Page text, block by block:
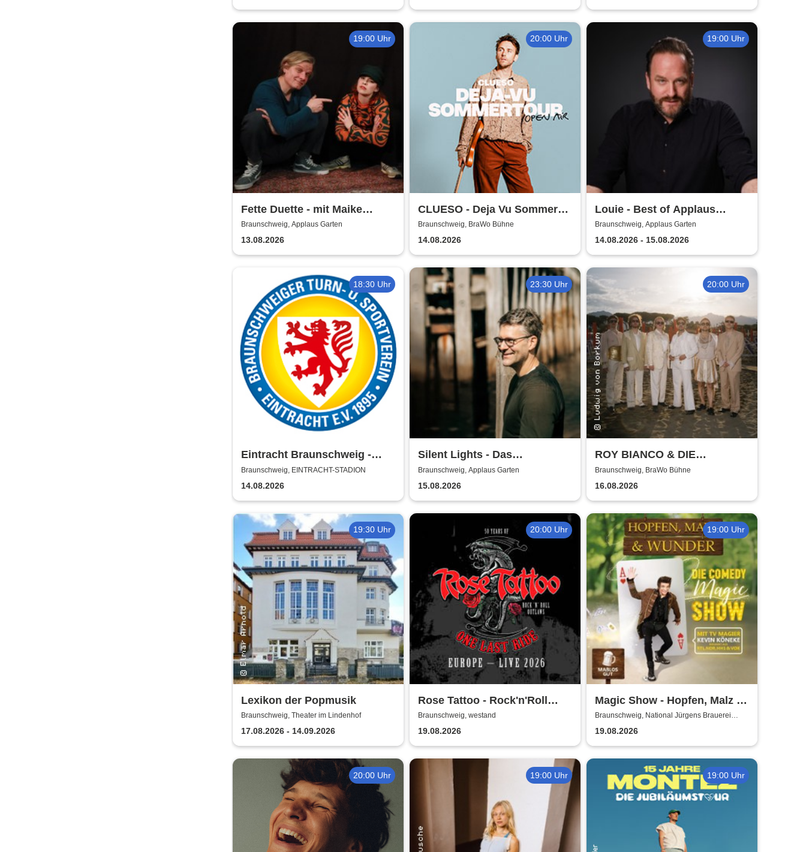
19:00 Uhr
Fette Duette - mit Maike
Jacobs & Markus Schultze
Braunschweig, Applaus Garten
13.08.2026
20:00 Uhr
CLUESO - Deja Vu Sommer
Open Air
Braunschweig, BraWo Bühne
14.08.2026
19:00 Uhr
Louie - Best of Applaus
Garten
Braunschweig, Applaus Garten
14.08.2026 - 15.08.2026
18:30 Uhr
Eintracht Braunschweig -
Saison 2026/27
Braunschweig, EINTRACHT-STADION
14.08.2026
23:30 Uhr
Silent Lights - Das
Mitternachtskonzert
Braunschweig, Applaus Garten
15.08.2026
20:00 Uhr
ROY BIANCO & DIE
ABBRUNZATI BOYS - LIVE
2026
Braunschweig, BraWo Bühne
16.08.2026
19:30 Uhr
Lexikon der Popmusik
Braunschweig, Theater im Lindenhof
17.08.2026 - 14.09.2026
20:00 Uhr
Rose Tattoo - Rock'n'Roll
Outlaws – One Last Ride
Braunschweig, westand
19.08.2026
19:00 Uhr
Magic Show - Hopfen, Malz &
Wunder - Kevin Köneke
Braunschweig, National Jürgens Brauerei
GmbH
19.08.2026
20:00 Uhr 19:00 Uhr 19:00 Uhr